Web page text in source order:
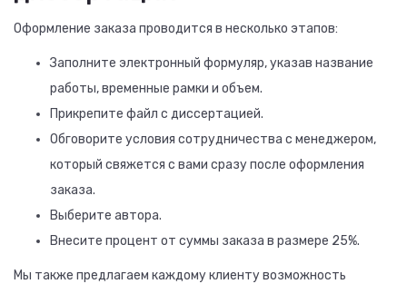
Оформление заказа проводится в несколько этапов:
Заполните электронный формуляр, указав название
работы, временные рамки и объем.
Прикрепите файл с диссертацией.
Обговорите условия сотрудничества с менеджером,
который свяжется с вами сразу после оформления
заказа.
Выберите автора.
Внесите процент от суммы заказа в размере 25%.
Мы также предлагаем каждому клиенту возможность